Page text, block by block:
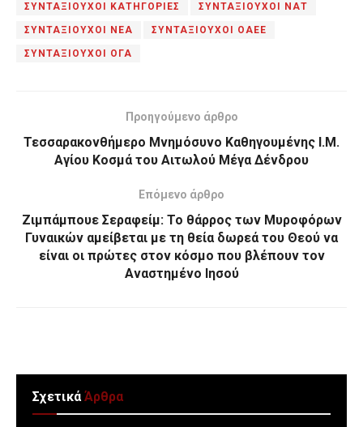
ΣΥΝΤΑΞΙΟΥΧΟΙ ΚΑΤΗΓΟΡΙΕΣ ΣΥΝΤΑΞΙΟΥΧΟΙ ΝΑΤ
ΣΥΝΤΑΞΙΟΥΧΟΙ ΝΕΑ ΣΥΝΤΑΞΙΟΥΧΟΙ ΟΑΕΕ
ΣΥΝΤΑΞΙΟΥΧΟΙ ΟΓΑ
Προηγούμενο άρθρο
Τεσσαρακονθήμερο Μνημόσυνο Καθηγουμένης Ι.Μ.
Αγίου Κοσμά του Αιτωλού Μέγα Δένδρου
Επόμενο άρθρο
Ζιμπάμπουε Σεραφείμ: Το θάρρος των Μυροφόρων
Γυναικών αμείβεται με τη θεία δωρεά του Θεού να
είναι οι πρώτες στον κόσμο που βλέπουν τον
Αναστημένο Ιησού
ΣχετικάΆρθρα